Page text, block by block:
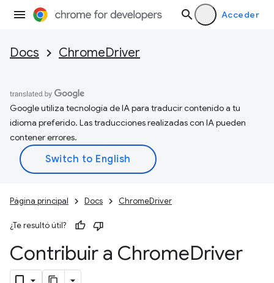
Acceder
Docs ChromeDriver
Google utiliza tecnología de IA para traducir contenido a tu
idioma preferido. Las traducciones realizadas con IA pueden
contener errores.
Página principal Docs ChromeDriver
¿Te resultó útil?
Contribuir a ChromeDriver